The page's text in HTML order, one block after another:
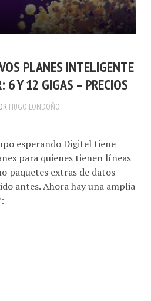
PLANES INTELIGENTE
6 Y 12 GIGAS – PRECIOS
HUGO LONDOÑO
esperando Digitel tiene
para quienes tienen líneas
paquetes extras de datos
antes. Ahora hay una amplia